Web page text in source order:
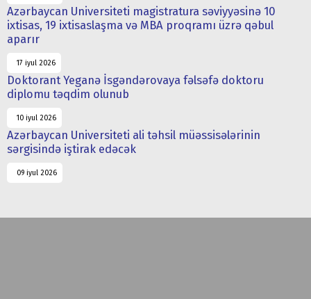
Azərbaycan Universiteti magistratura səviyyəsinə 10
ixtisas, 19 ixtisaslaşma və MBA proqramı üzrə qəbul
aparır
17 iyul 2026
Doktorant Yeganə İsgəndərovaya fəlsəfə doktoru
diplomu təqdim olunub
10 iyul 2026
Azərbaycan Universiteti ali təhsil müəssisələrinin
sərgisində iştirak edəcək
09 iyul 2026